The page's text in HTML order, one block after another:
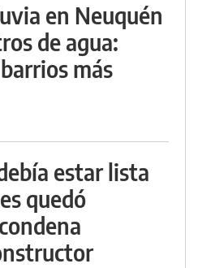
en Neuquén
de agua:
más
estar lista
quedó